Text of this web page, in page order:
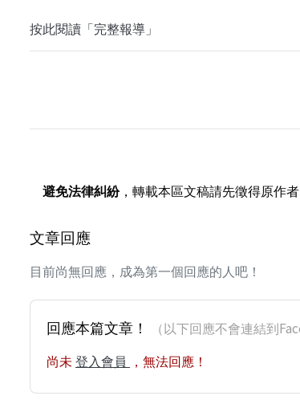
按此閱讀「完整報導」
避免法律糾紛，轉載本區文稿請先徵得原作者
文章回應
目前尚無回應，成為第一個回應的人吧！
回應本篇文章！ （以下回應不會連結到
尚未 登入會員 ，無法回應！